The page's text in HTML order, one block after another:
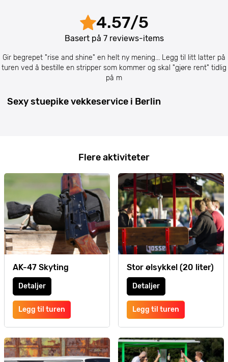
4.57/5
Basert på 7reviews-items
Gir begrepet "rise and shine" en helt ny mening... Legg til litt latter på
turen ved å bestille en stripper som kommer og skal "gjøre rent" tidlig
på m
Sexy stuepike vekkeservice i Berlin
Flere aktiviteter
AK-47 Skyting
Detaljer
Legg til turen
Stor ølsykkel (20 liter)
Detaljer
Legg til turen